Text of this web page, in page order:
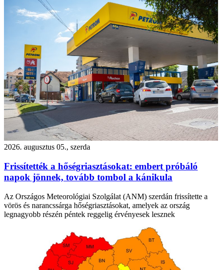
2026. augusztus 05., szerda
Frissítették a hőségriasztásokat: embert próbáló
napok jönnek, tovább tombol a kánikula
Az Országos Meteorológiai Szolgálat (ANM) szerdán frissítette a
vörös és narancssárga hőségriasztásokat, amelyek az ország
legnagyobb részén péntek reggelig érvényesek lesznek